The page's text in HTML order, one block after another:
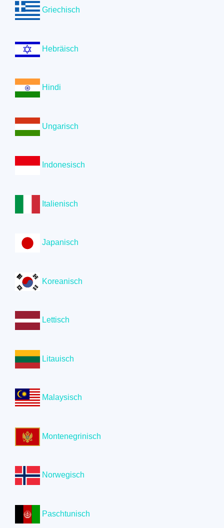
Griechisch
Hebräisch
Hindi
Ungarisch
Indonesisch
Italienisch
Japanisch
Koreanisch
Lettisch
Litauisch
Malaysisch
Montenegrinisch
Norwegisch
Paschtunisch